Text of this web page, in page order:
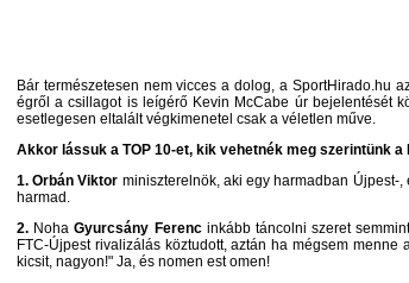
Bár természetesen nem vicces a dolog, a SportHirado.hu
égről a csillagot is leígérő Kevin McCabe úr bejelentését
esetlegesen eltalált végkimenetel csak a véletlen műve.
Akkor lássuk a TOP 10-et, kik vehetnék meg szerintünk a
1.Orbán Viktor miniszterelnök, aki egy harmadban Újpest-
harmad.
2. NohaGyurcsány Ferencinkább táncolni szeret
FTC-Újpest rivalizálás köztudott, aztán ha mégsem
kicsit, nagyon!" Ja, és nomen est omen!